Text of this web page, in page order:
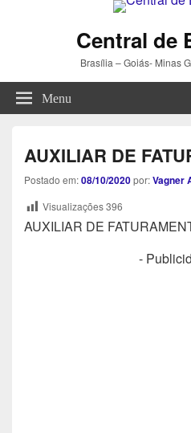
Central de
Brasília – Goiás- Minas
Menu
AUXILIAR DE
Postado em:08/10/2020por:Vagner
Visualizações396
AUXILIAR DE
-